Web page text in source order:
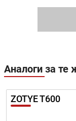
Аналоги за те
ZOTYE T600